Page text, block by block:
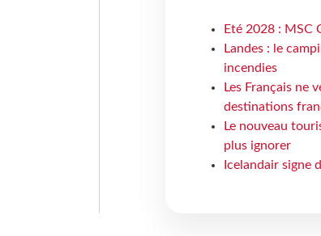
Eté 2028 : MSC
Landes : le
incendies
Les Français ne
destinations
Le nouveau
plus ignorer
Icelandair signe